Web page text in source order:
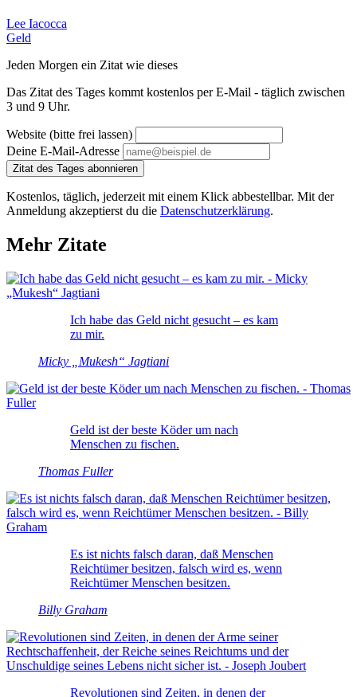
Lee Iacocca
Geld
Jeden Morgen ein Zitat wie dieses
Das Zitat des Tages kommt kostenlos per E-Mail - täglich zwischen
3 und 9 Uhr.
Website (bitte frei lassen)
Deine E-Mail-Adresse
Zitat des Tages abonnieren
Kostenlos, täglich, jederzeit mit einem Klick abbestellbar. Mit der
Anmeldung akzeptierst du die Datenschutzerklärung.
Mehr Zitate
Ich habe das Geld nicht gesucht – es kam
zu mir.
Micky „Mukesh“ Jagtiani
Geld ist der beste Köder um nach
Menschen zu fischen.
Thomas Fuller
Es ist nichts falsch daran, daß Menschen
Reichtümer besitzen, falsch wird es, wenn
Reichtümer Menschen besitzen.
Billy Graham
Revolutionen sind Zeiten, in denen der